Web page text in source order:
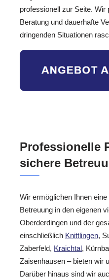
professionell zur Seite.
Beratung und dauerhafte
dringenden Situationen
Professionelle
sichere
Wir ermöglichen Ihnen
Betreuung in den eigenen
Oberderdingen und der
einschließlich Knittlingen,
Zaberfeld, Kraichtal,
Zaisenhausen – bieten wir
Darüber hinaus sind wir